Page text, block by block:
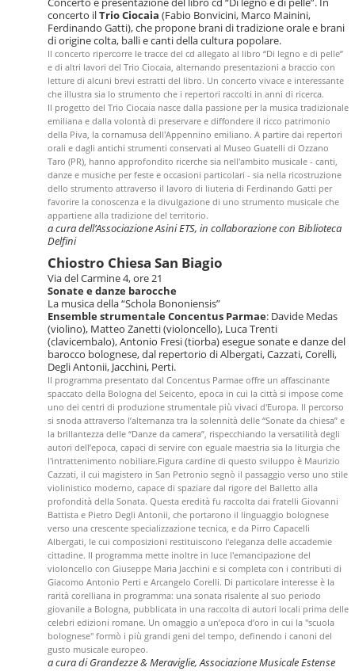
concerto ilTrio Ciocaia (Fabio Bonvicini, Marco Mainini,
Ferdinando Gatti), che propone brani di tradizione orale e brani
di origine colta, balli e canti della cultura popolare.
Il concerto ripercorre le tracce del cd allegato al libro “Di legno e di pelle”
e di altri lavori del Trio Ciocaia, alternando presentazioni a braccio con
letture di alcuni brevi estratti del libro. Un concerto vivace e interessante
che illustra sia lo strumento che i repertori raccolti in anni di ricerca.
Il progetto del Trio Ciocaia nasce dalla passione per la musica tradizionale
emiliana e dalla volontà di preservare e diffondere il ricco patrimonio
della Piva, la cornamusa dell'Appennino emiliano. A partire dai repertori
orali e dagli antichi strumenti conservati al Museo Guatelli di Ozzano
Taro (PR), hanno approfondito ricerche sia nell'ambito musicale - canti,
danze e musiche per feste e occasioni particolari - sia nella ricostruzione
dello strumento attraverso il lavoro di liuteria di Ferdinando Gatti per
favorire la conoscenza e la divulgazione di uno strumento musicale che
appartiene alla tradizione del territorio.
a cura dell’Associazione Asini ETS, in collaborazione con Biblioteca
Delfini
Chiostro Chiesa San Biagio
Via del Carmine 4, ore 21
Sonate e danze barocche
La musica della “Schola Bononiensis”
Ensemble strumentale Concentus Parmae: Davide Medas
(violino), Matteo Zanetti (violoncello), Luca Trenti
(clavicembalo), Antonio Fresi (tiorba) esegue sonate e danze del
barocco bolognese, dal repertorio di Albergati, Cazzati, Corelli,
Degli Antonii, Jacchini, Perti.
Il programma presentato dal Concentus Parmae offre un affascinante
spaccato della Bologna del Seicento, epoca in cui la città si impose come
uno dei centri di produzione strumentale più vivaci d'Europa. Il percorso
si snoda attraverso l’alternanza tra la solennità delle “Sonate da chiesa” e
la brillantezza delle “Danze da camera”, rispecchiando la versatilità degli
autori dell’epoca, capaci di servire con eguale maestria sia la liturgia che
l'intrattenimento nobiliare.Figura cardine di questo sviluppo è Maurizio
Cazzati, il cui magistero in San Petronio segnò il passaggio verso uno stile
violinistico moderno, capace di spaziare dal rigore del Balletto alla
profondità della Sonata. Questa eredità fu raccolta dai fratelli Giovanni
Battista e Pietro Degli Antonii, che portarono il linguaggio bolognese
verso una crescente specializzazione tecnica, e da Pirro Capacelli
Albergati, le cui composizioni restituiscono l'eleganza delle accademie
cittadine. Il programma mette inoltre in luce l'emancipazione del
violoncello con Giuseppe Maria Jacchini e si completa con i contributi di
Giacomo Antonio Perti e Arcangelo Corelli. Di particolare interesse è la
rarità corelliana in programma: una sonata risalente al suo periodo
giovanile a Bologna, pubblicata in una raccolta di autori locali prima delle
celebri edizioni romane. Un omaggio a un’epoca d’oro in cui la "scuola
bolognese" formò i più grandi geni del tempo, definendo i canoni del
gusto musicale europeo.
a cura di Grandezze & Meraviglie, Associazione Musicale Estense